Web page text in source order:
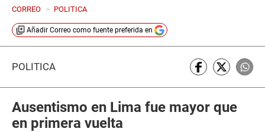
CORREO > POLITICA
Añadir Correo como fuente preferida en
POLÍTICA
Ausentismo en Lima fue mayor que
en primera vuelta